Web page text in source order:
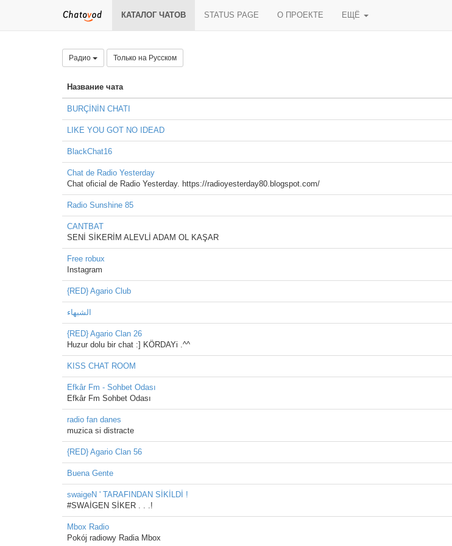
КАТАЛОГ ЧАТОВ STATUS PAGE О ПРОЕКТЕ ЕЩЁ
Радио Только на Русском
Название чата
BURÇİNİN CHATI
LIKE YOU GOT NO IDEAD
BlackChat16
Chat de Radio Yesterday
Chat oficial de Radio Yesterday. https://radioyesterday80.blogspot.com/
Radio Sunshine 85
CANTBAT
SENİ SİKERİM ALEVLİ ADAM OL KAŞAR
Free robux
Instagram
{RED} Agario Club
الشبهاء
{RED} Agario Clan 26
Huzur dolu bir chat :] KÖRDAYi .^^
KISS CHAT ROOM
Efkâr Fm - Sohbet Odası
Efkâr Fm Sohbet Odası
radio fan danes
muzica si distracte
{RED} Agario Clan 56
Buena Gente
swaigeN ' TARAFINDAN SİKİLDİ !
#SWAİGEN SİKER . . .!
Mbox Radio
Pokój radiowy Radia Mbox